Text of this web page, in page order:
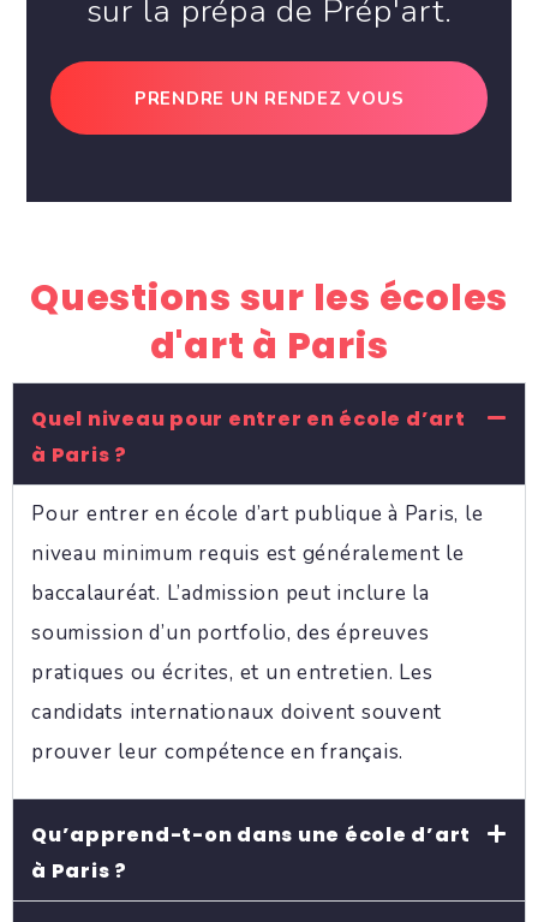
sur la prépa de Prép'art.
PRENDRE UN RENDEZ VOUS
Questions sur les écoles
d'art à Paris
Quel niveau pour entrer en école d’art
à Paris ?
Pour entrer en école d’art publique à Paris, le
niveau minimum requis est généralement le
baccalauréat. L’admission peut inclure la
soumission d’un portfolio, des épreuves
pratiques ou écrites, et un entretien. Les
candidats internationaux doivent souvent
prouver leur compétence en français.
Qu’apprend-t-on dans une école d’art
à Paris ?